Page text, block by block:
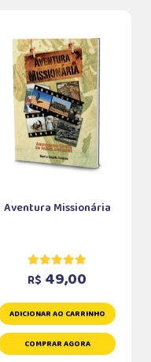
Aventura Missionária
R$ 49,00
ADICIONAR AO CARRINHO
COMPRAR AGORA